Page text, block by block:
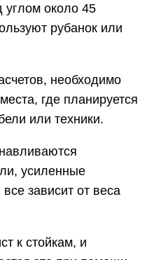
углом около 45
рубанок или
необходимо
где планируется
или техники.
усиленные
зависит от веса
к стойкам, и